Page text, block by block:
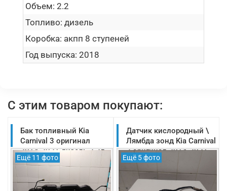
Объем: 2.2
Топливо: дизель
Коробка: акпп 8 ступеней
Год выпуска: 2018
С этим товаром покупают:
Бак топливный Kia
Carnival 3 оригинал
2014-2021 дизель 2.2л
(31150A9960)
Ещё 11 фото
Датчик кислородный \
Лямбда зонд Kia Carnival
3 оригинал 2014-2021
(296402F100)
Ещё 5 фото